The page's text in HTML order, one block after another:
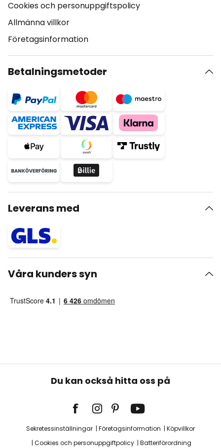
Cookies och personuppgiftspolicy
Allmänna villkor
Företagsinformation
Betalningsmetoder
Leverans med
Våra kunders syn
Du kan också hitta oss på
Sekretessinställningar Företagsinformation
Köpvillkor
Cookies och personuppgiftpolicy
Batteriförordning